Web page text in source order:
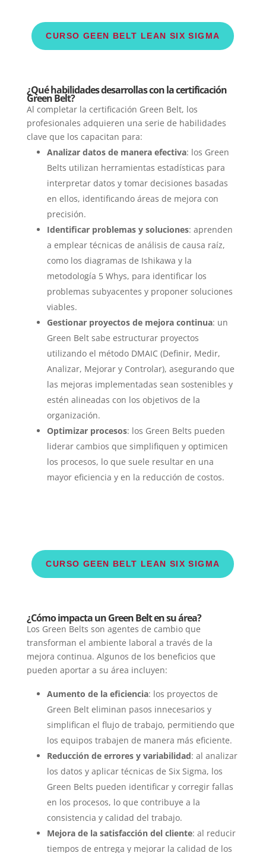
CURSO GEEN BELT LEAN SIX SIGMA
¿Qué habilidades desarrollas con la certificación
Green Belt?
Al completar la certificación Green Belt, los
profesionales adquieren una serie de habilidades
clave que los capacitan para:
Analizar datos de manera efectiva: los Green
Belts utilizan herramientas estadísticas para
interpretar datos y tomar decisiones basadas
en ellos, identificando áreas de mejora con
precisión.
Identificar problemas y soluciones: aprenden
a emplear técnicas de análisis de causa raíz,
como los diagramas de Ishikawa y la
metodología 5 Whys, para identificar los
problemas subyacentes y proponer soluciones
viables.
Gestionar proyectos de mejora continua: un
Green Belt sabe estructurar proyectos
utilizando el método DMAIC (Definir, Medir,
Analizar, Mejorar y Controlar), asegurando que
las mejoras implementadas sean sostenibles y
estén alineadas con los objetivos de la
organización.
Optimizar procesos: los Green Belts pueden
liderar cambios que simplifiquen y optimicen
los procesos, lo que suele resultar en una
mayor eficiencia y en la reducción de costos.
CURSO GEEN BELT LEAN SIX SIGMA
¿Cómo impacta un Green Belt en su área?
Los Green Belts son agentes de cambio que
transforman el ambiente laboral a través de la
mejora continua. Algunos de los beneficios que
pueden aportar a su área incluyen:
Aumento de la eficiencia: los proyectos de
Green Belt eliminan pasos innecesarios y
simplifican el flujo de trabajo, permitiendo que
los equipos trabajen de manera más eficiente.
Reducción de errores y variabilidad: al analizar
los datos y aplicar técnicas de Six Sigma, los
Green Belts pueden identificar y corregir fallas
en los procesos, lo que contribuye a la
consistencia y calidad del trabajo.
Mejora de la satisfacción del cliente: al reducir
tiempos de entrega y mejorar la calidad de los